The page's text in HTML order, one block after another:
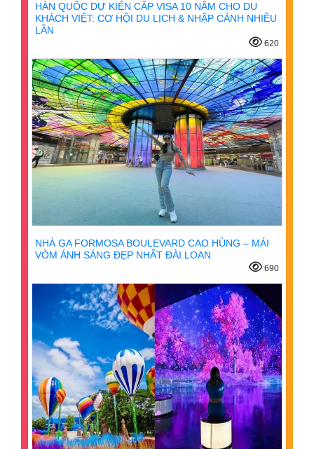
HÀN QUỐC DỰ KIẾN CẤP VISA 10 NĂM CHO DU
KHÁCH VIỆT: CƠ HỘI DU LỊCH & NHẬP CẢNH NHIỀU
LẦN
620
NHÀ GA FORMOSA BOULEVARD CAO HÙNG – MÁI
VÒM ÁNH SÁNG ĐẸP NHẤT ĐÀI LOAN
690